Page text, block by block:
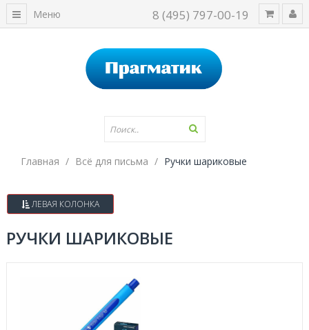
8 (495) 797-00-19
Меню
Главная Всё для письма Ручки шариковые
ЛЕВАЯ КОЛОНКА
РУЧКИ ШАРИКОВЫЕ